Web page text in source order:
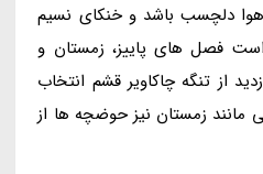
دلچسب باشد و خنکای نسیم
است فصل های پاییز، زمستان و
از تنگه چاکاویر قشم انتخاب
مانند زمستان نیز حوضچه ها از